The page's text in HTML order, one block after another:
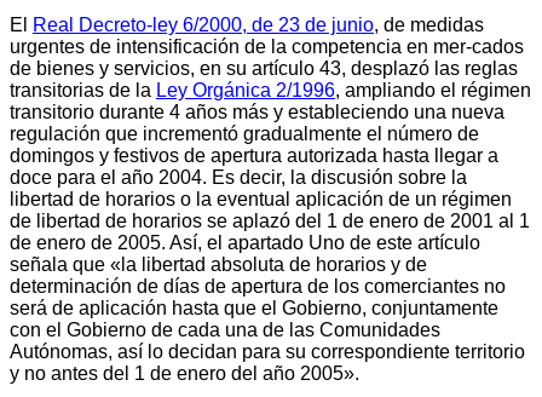
El
Real Decreto-ley 6/2000, de 23 de junio, de medidas
urgentes de intensificación de la competencia en mer-cados
de bienes y servicios, en su artículo 43, desplazó las reglas
transitorias de la Ley Orgánica 2/1996, ampliando el régimen
transitorio durante 4 años más y estableciendo una nueva
regulación que incrementó gradualmente el número de
domingos y festivos de apertura autorizada hasta llegar a
doce para el año 2004. Es decir, la discusión sobre la
libertad de horarios o la eventual aplicación de un régimen
de libertad de horarios se aplazó del 1 de enero de 2001 al 1
de enero de 2005. Así, el apartado Uno de este artículo
señala que «la libertad absoluta de horarios y de
determinación de días de apertura de los comerciantes no
será de aplicación hasta que el Gobierno, conjuntamente
con el Gobierno de cada una de las Comunidades
Autónomas, así lo decidan para su correspondiente territorio
y no antes del 1 de enero del año 2005».